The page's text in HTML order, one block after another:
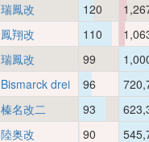
瑞鳳改 120
鳳翔改 110
瑞鳳改 99
Bismarck drei 96
榛名改二 93
陸奥改 90